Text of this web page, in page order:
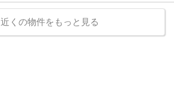
近くの物件をもっと見る